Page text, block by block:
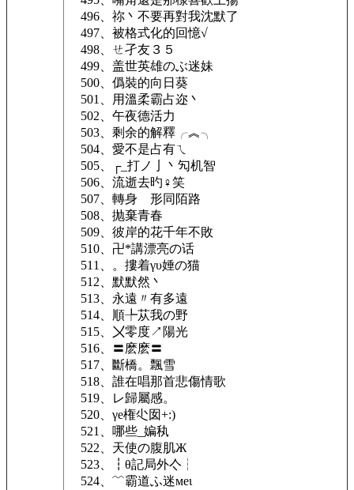
496、祢丶不要再對我沈默了
497、被格式化的回憶√
498、ㄝ孑友３５
499、盖世英雄のぶ迷妹
500、僞裝的向日葵
501、用溫柔霸占迩丶
502、午夜德活力
503、剩余的解釋╭︽╮
504、愛不是占有ㄟ
505、┌_打ノ亅丶勼机智
506、流逝去旳♀笑
507、轉身ゝ形同陌路
508、抛棄青春
509、彼岸的花千年不敗
510、卍*講漂亮の话
511、。摟着γυ娷の猫
512、默默然丶
513、永遠〃有多遠
514、順╄苁我の野
515、〤零度↗陽光
516、〓麽麽〓
517、斷橋。飄雪
518、誰在唱那首悲傷情歌
519、レ歸屬感。
520、γe権尐囡+:)
521、哪些_媥秇
522、天使の腹肌Ж
523、┇θ記局外亽┆
524、﹌霸道ふ迷меι